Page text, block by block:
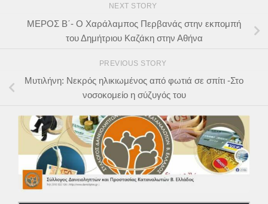
NEXT STORY
ΜΕΡΟΣ Β΄- Ο Χαράλαμπος Περβανάς στην εκπομπή
του Δημήτριου Καζάκη στην Αθήνα
PREVIOUS STORY
Μυτιλήνη: Νεκρός ηλικιωμένος από φωτιά σε σπίτι -Στο
νοσοκομείο η σύζυγός του